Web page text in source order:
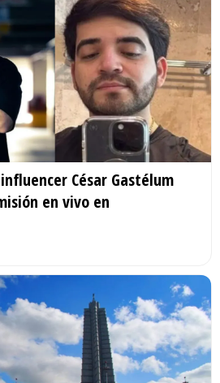
César Gastélum
en vivo en